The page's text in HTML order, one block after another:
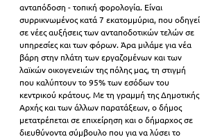
ανταπόδοση - τοπική φορολογία. Είναι
συρρικνωμένος κατά 7 εκατομμύρια, που οδηγεί
σε νέες αυξήσεις των ανταποδοτικών τελών σε
υπηρεσίες και των φόρων. Άρα μιλάμε για νέα
βάρη στην πλάτη των εργαζομένων και των
λαϊκών οικογενειών της πόλης μας, τη στιγμή
που καλύπτουν το 95% των εσόδων του
κεντρικού κράτους. Με τη γραμμή της Δημοτικής
Αρχής και των άλλων παρατάξεων, ο δήμος
μετατρέπεται σε επιχείρηση και ο δήμαρχος σε
διευθύνοντα σύμβουλο που για να λύσει το